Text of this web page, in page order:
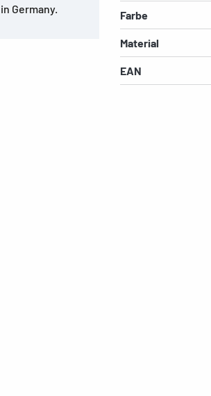
Germany.
Farbe
Material
EAN